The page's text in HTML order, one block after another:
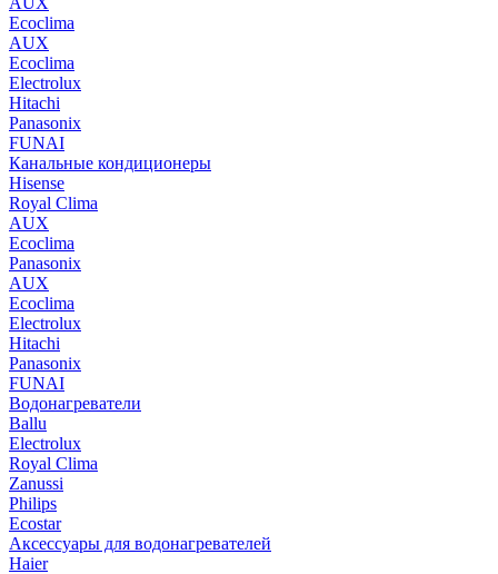
Ecoclima
AUX
Ecoclima
Electrolux
Hitachi
Panasonix
FUNAI
Канальные кондиционеры
Hisense
Royal Clima
AUX
Ecoclima
Panasonix
AUX
Ecoclima
Electrolux
Hitachi
Panasonix
FUNAI
Водонагреватели
Ballu
Electrolux
Royal Clima
Zanussi
Philips
Ecostar
Аксессуары для водонагревателей
Haier